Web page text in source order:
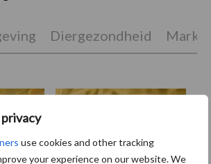
use cookies and other tracking
your experience on our website. We
Diergezondheid